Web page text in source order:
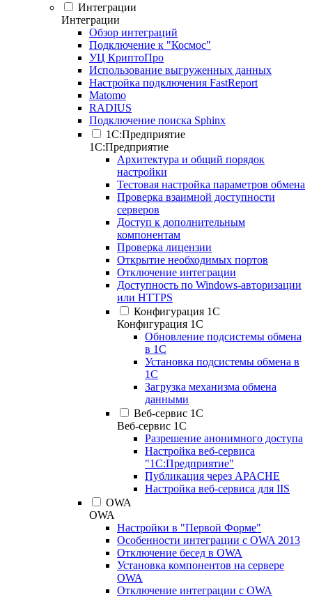
Интеграции
Интеграции
Обзор интеграций
Подключение к "Космос"
УЦ КриптоПро
Использование выгруженных данных
Настройка подключения FastReport
Matomo
RADIUS
Подключение поиска Sphinx
1С:Предприятие
1С:Предприятие
Архитектура и общий порядок
настройки
Тестовая настройка параметров обмена
Проверка взаимной доступности
серверов
Доступ к дополнительным
компонентам
Проверка лицензии
Открытие необходимых портов
Отключение интеграции
Доступность по Windows-авторизации
или HTTPS
Конфигурация 1С
Конфигурация 1С
Обновление подсистемы обмена
в 1С
Установка подсистемы обмена в
1С
Загрузка механизма обмена
данными
Веб-сервис 1С
Веб-сервис 1С
Разрешение анонимного доступа
Настройка веб-сервиса
"1С:Предприятие"
Публикация через APACHE
Настройка веб-сервиса для IIS
OWA
OWA
Настройки в "Первой Форме"
Особенности интеграции с OWA 2013
Отключение бесед в OWA
Установка компонентов на сервере
OWA
Отключение интеграции с OWA